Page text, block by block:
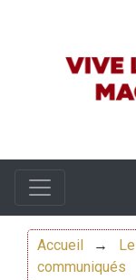
Accueil →
communiqués